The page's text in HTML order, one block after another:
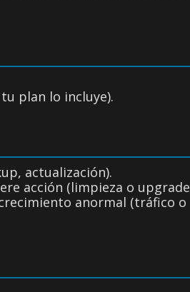
plan lo incluye).
actualización).
acción (limpieza o
anormal (tráfico